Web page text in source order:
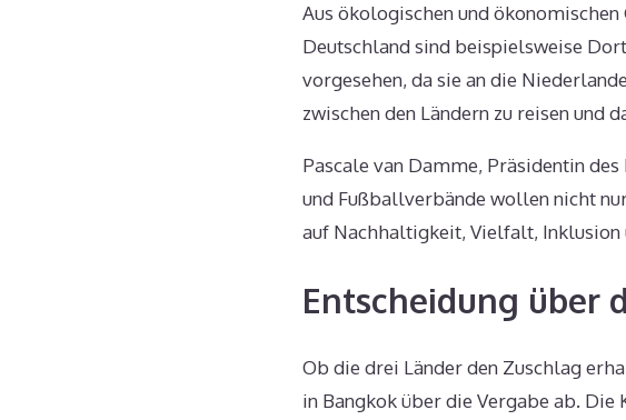
Aus ökologischen und
Deutschland sind beispielsweise
vorgesehen, da sie an die
zwischen den Ländern zu reisen und
Pascale van Damme, Präsidentin
und Fußballverbände wollen nicht
auf Nachhaltigkeit, Vielfalt, Inklusion
Entscheidung über
Ob die drei Länder den Zuschlag
in Bangkok über die Vergabe ab.